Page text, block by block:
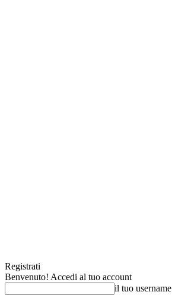
Registrati
Benvenuto! Accedi al tuo account
il tuo username